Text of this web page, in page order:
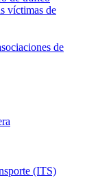
víctimas de
de
(ITS)